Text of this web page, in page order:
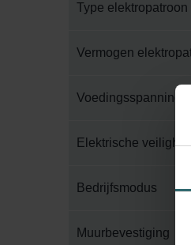
Type elektropatroon
Vermogen
Voedingsspanning
Elektrische
Bedrijfsmodus
Muurbevestiging